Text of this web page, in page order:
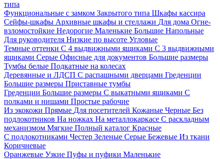
типа
Функциональные с замком Закрытого типа Шкафы кассира
Сейфы-шкафы Архивные шкафы и стеллажи Для дома Огне-
взломостойкие Недорогие Маленькие Большие Напольные
Для руководителя Низкие по высоте Угловые
Темные оттенки С 4 выдвижными ящиками С 3 выдвижными
ящиками Серые Офисные для документов Большие размеры
Тумбы белые Подкатные на колесах
Деревянные и ЛДСП С распашными дверцами Греденции
Большие размеры Приставные тумбы
Греденции Большие размеры С выкатными ящиками С
полками и нишами Простые рабочие
Из экокожи Прямые Для посетителей Кожаные Черные Без
подлокотников На ножках На металлокаркасе С раскладным
механизмом Мягкие Полный каталог Красные
С подлокотниками Честер Зеленые Серые Бежевые Из ткани
Коричневые
Оранжевые Узкие Пуфы и пуфики Маленькие